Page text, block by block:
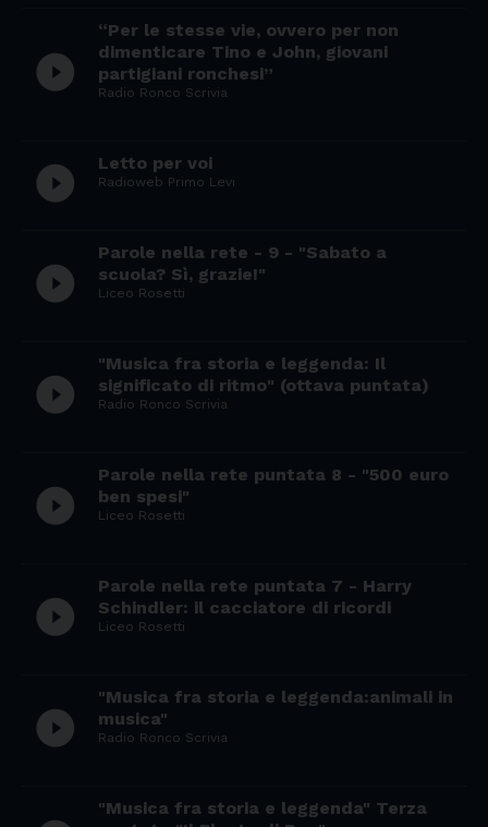
play_circle_filled
“Per le stesse vie, ovvero per non
dimenticare Tino e John, giovani
partigiani ronchesi”
Radio Ronco Scrivia
play_circle_filled Letto per voi
Radioweb Primo Levi
play_circle_filled
Parole nella rete - 9 - "Sabato a
scuola? Sì, grazie!"
Liceo Rosetti
play_circle_filled
"Musica fra storia e leggenda: Il
significato di ritmo" (ottava puntata)
Radio Ronco Scrivia
play_circle_filled
Parole nella rete puntata 8 - "500 euro
ben spesi"
Liceo Rosetti
play_circle_filled
Parole nella rete puntata 7 - Harry
Schindler: il cacciatore di ricordi
Liceo Rosetti
play_circle_filled
"Musica fra storia e leggenda:animali in
musica"
Radio Ronco Scrivia
"Musica fra storia e leggenda" Terza